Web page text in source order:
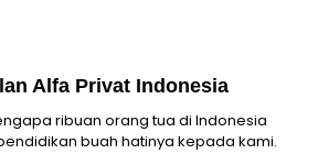
Alfa Privat Indonesia
ribuan orang tua di Indonesia
buah hatinya kepada kami.